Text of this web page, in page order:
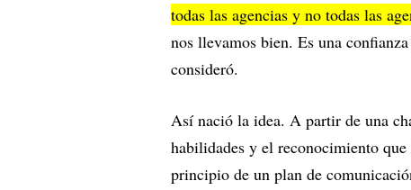
todas las agencias y no todas las
nos llevamos bien. Es una
consideró.
Así nació la idea. A partir de una
habilidades y el reconocimiento
principio de un plan de